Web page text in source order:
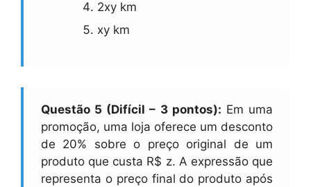
2xy km
xy km
Questão 5 (Difícil – 3 pontos): Em uma
promoção, uma loja oferece um desconto
de 20% sobre o preço original de um
produto que custa R$ z. A expressão que
representa o preço final do produto após